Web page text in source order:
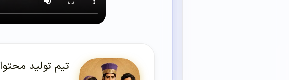
تیم تولید محتوا